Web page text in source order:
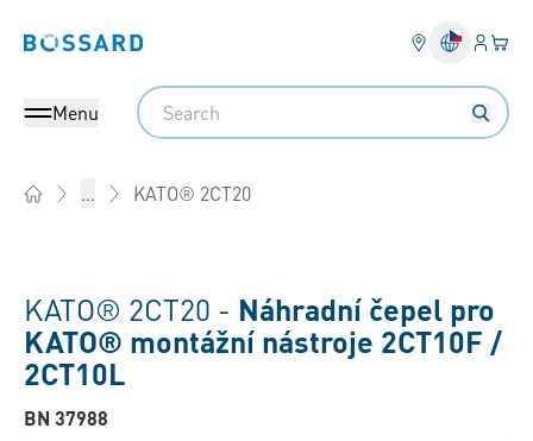
Bossard homepage Váš
Menu
Search
... KATO® 2CT20
KATO® 2CT20 - Náhradní čepel pro
KATO® montážní nástroje 2CT10F /
2CT10L
BN 37988